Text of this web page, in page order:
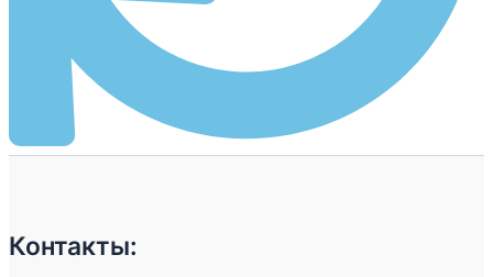
Контакты: